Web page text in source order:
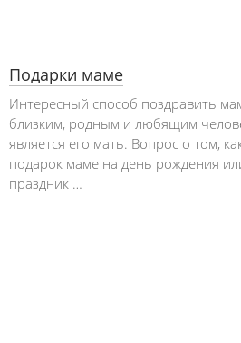
Подарки маме
Интересный способ поздравить
близким, родным и любящим
является его мать. Вопрос о том,
подарок маме на день рождения
праздник …